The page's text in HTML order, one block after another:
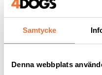
Samtycke
Denna webbplats